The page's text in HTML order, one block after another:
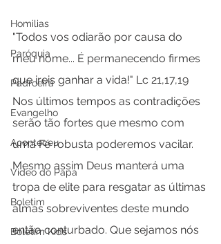
Homilias
Paróquia
Padroeira
Evangelho
Aconteceu
Video do Papa
Boletim
Boletim Kids
"Todos vos odiarão por causa do
meu nome... É permanecendo firmes
que ireis ganhar a vida!" Lc 21,17,19
Nos últimos tempos as contradições
serão tão fortes que mesmo com
uma Fé robusta poderemos vacilar.
Mesmo assim Deus manterá uma
tropa de elite para resgatar as últimas
almas sobreviventes deste mundo
então conturbado. Que sejamos nós